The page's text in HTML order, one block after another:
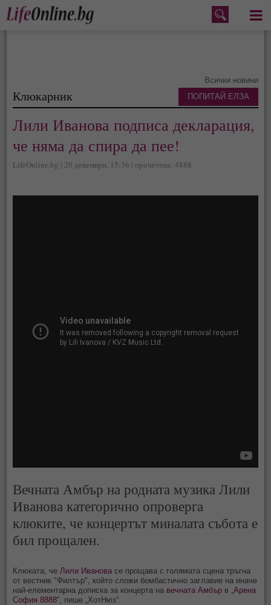
Меню
Всички новини
Клюкарник
Лили Иванова подписа декларация,
че няма да спира да пее!
LifeOnline.bg | 20 декември, 15:36 | прочетена: 4888
Вечната Амбър на родната музика Лили
Иванова категорично опроверга
клюките, че концертът миналата събота е
бил прощален.
Клюката, чеЛили Иванова се прощава с голямата сцена тръгна
от вестник "Филтър", който сложи бомбастично заглавие на иначе
най-елементарна дописка за концерта на вечната Амбър в „Арена
София 8888“, пише „ХотНюз“.
ПОПИТАЙ ЕЛЗА